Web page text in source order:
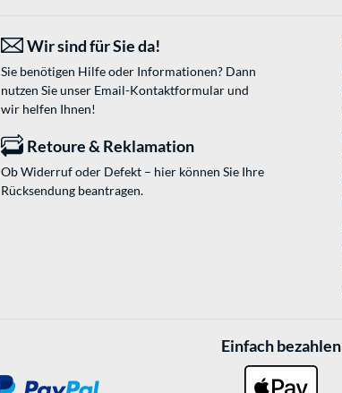
Wir sind für Sie da!
Sie benötigen Hilfe oder Informationen? Dann
nutzen Sie unser Email-Kontaktformularund
wir helfen Ihnen!
Retoure & Reklamation
Ob Widerruf oder Defekt – hier können Sie Ihre
Rücksendung beantragen.
Einfach bezahlen